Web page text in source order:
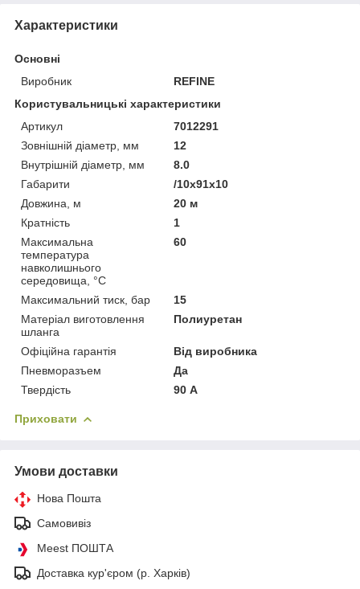
Характеристики
Основні
Виробник
REFINE
Користувальницькі характеристики
Артикул
7012291
Зовнішній діаметр, мм
12
Внутрішній діаметр, мм
8.0
Габарити
/10x91x10
Довжина, м
20 м
Кратність
1
Максимальна
температура
навколишнього
середовища, °C
60
Максимальний тиск, бар
15
Матеріал виготовлення
шланга
Полиуретан
Офіційна гарантія
Від виробника
Пневморазъем
Да
Твердість
90 А
Приховати
Умови доставки
Нова Пошта
Самовивіз
Meest ПОШТА
Доставка кур'єром (р. Харків)